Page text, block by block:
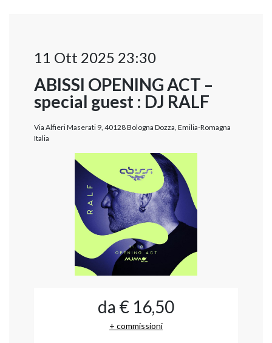
11 Ott 2025 23:30
ABISSI OPENING ACT –
special guest : DJ RALF
Via Alfieri Maserati 9, 40128 Bologna Dozza, Emilia-Romagna
Italia
da € 16,50
+ commissioni